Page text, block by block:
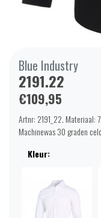
Blue Industry
2191.22
€109,95
Artnr: 2191_22. Materiaal:
Machinewas 30 graden
Kleur: